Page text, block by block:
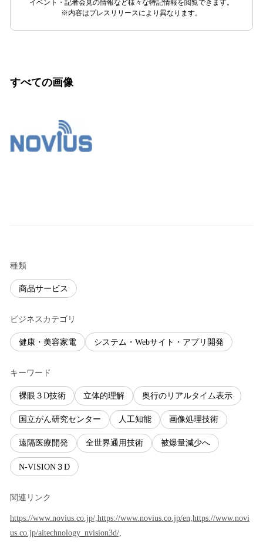
イベント・記者会見の情報など様々な特記情報を閲覧できます。
※内容はプレスリリースにより異なります。
すべての画像
種類
商品サービス
ビジネスカテゴリ
健康・美容家電 システム・Webサイト・アプリ開発
キーワード
裸眼３D技術 立体的理解 奥行のリアルタイム表示
国立がん研究センター 人工知能 画像処理技術
遠隔医療開発 全世界通用技術 被爆量減少へ
N-VISION３D
関連リンク
https://www.novius.co.jp/,https://www.novius.co.jp/en,https://www.novi
us.co.jp/aitechnology_nvision3d/,